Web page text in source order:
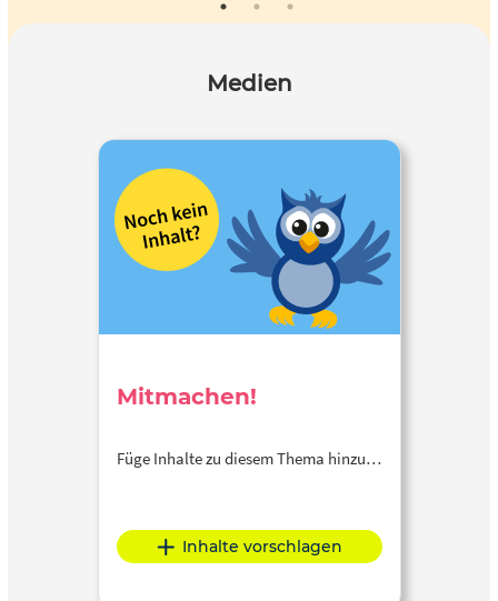
Medien
Mitmachen!
Füge Inhalte zu diesem Thema hinzu…
Inhalte vorschlagen